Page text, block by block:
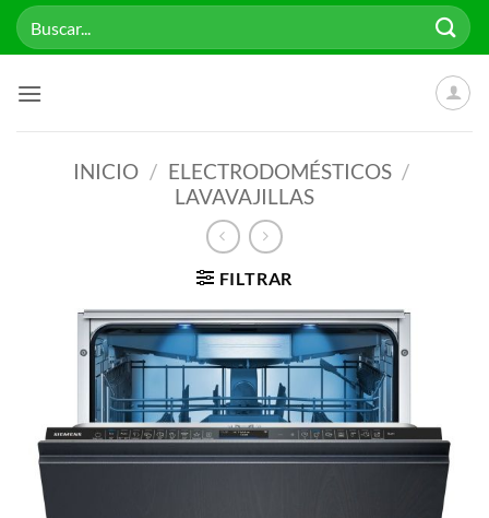
Saltar
Buscar
por:
INICIO / ELECTRODOMÉSTICOS /
LAVAVAJILLAS
FILTRAR